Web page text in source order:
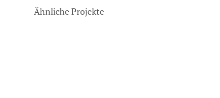
Ähnliche Projekte